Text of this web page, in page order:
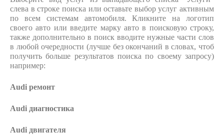
слева в строке поиска или оставьте выбор услуг активным
по всем системам автомобиля. Кликните на логотип
своего авто или введите марку авто в поисковую строку,
также дополнительно в поиск вводите нужные части слов
в любой очередности (лучше без окончаний в словах, чтоб
получить больше результатов поиска по своему запросу)
например:
Audi ремонт
Audi диагностика
Audi двигателя